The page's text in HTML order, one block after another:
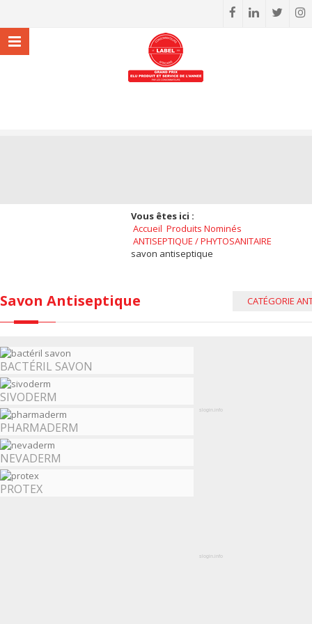
Vous êtes ici :
Accueil Produits Nominés
ANTISEPTIQUE / PHYTOSANITAIRE
savon antiseptique
CATÉGORIE
Savon Antiseptique
BACTÉRIL SAVON
SIVODERM
PHARMADERM
NEVADERM
PROTEX
slogin.info
slogin.info